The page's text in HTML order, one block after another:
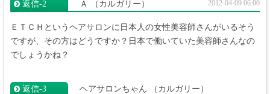
返信‐2 Ａ （カルガリー） 2012-04-09 06:00
ＥＴＣＨというヘアサロンに日本人の女性美容師さんがいるそう
ですが、その方はどうですか？日本で働いていた美容師さんなの
でしょうかね？
返信‐3 ヘアサロンちゃん （カルガリー）